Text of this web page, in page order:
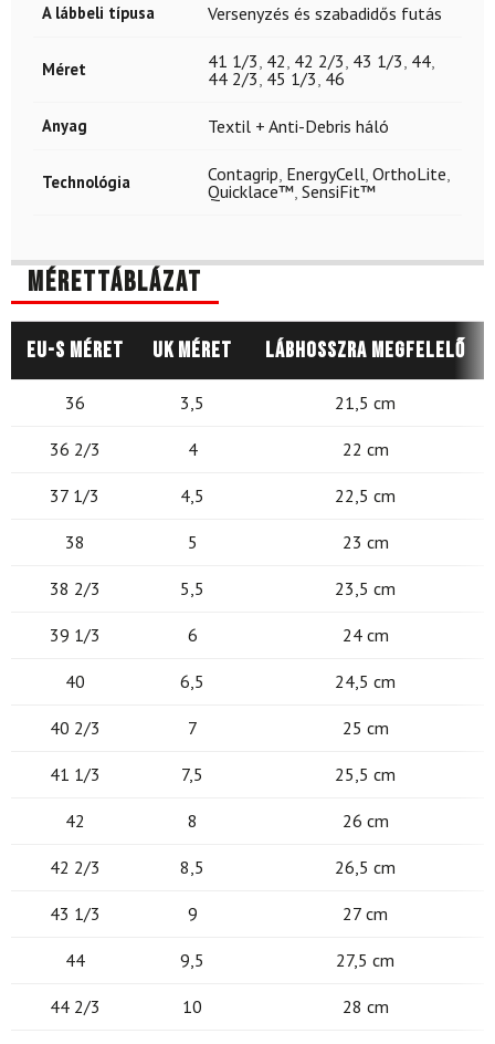
A lábbeli típusa Versenyzés és szabadidős futás
Méret 41 1/3 42 42 2/3 43 1/3 44
44 2/3 45 1/3 46
Anyag Textil + Anti-Debris háló
Technológia Contagrip EnergyCell OrthoLite
Quicklace™ SensiFit™
Mérettáblázat
EU-s méret UK méret Lábhosszra megfelelő
36 3,5 21,5 cm
36 2/3 4 22 cm
37 1/3 4,5 22,5 cm
38 5 23 cm
38 2/3 5,5 23,5 cm
39 1/3 6 24 cm
40 6,5 24,5 cm
40 2/3 7 25 cm
41 1/3 7,5 25,5 cm
42 8 26 cm
42 2/3 8,5 26,5 cm
43 1/3 9 27 cm
44 9,5 27,5 cm
44 2/3 10 28 cm